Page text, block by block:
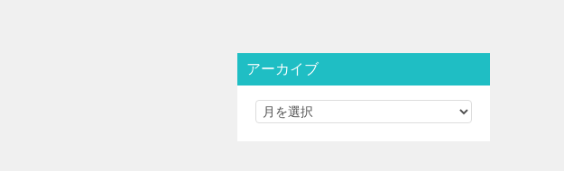
アーカイブ